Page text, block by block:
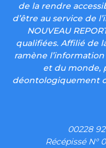
de la rendre
d’être au service de
NOUVEAU
qualifiées. Affilié de
ramène
et du monde,
déontologiquement
00228
Récépissé N°